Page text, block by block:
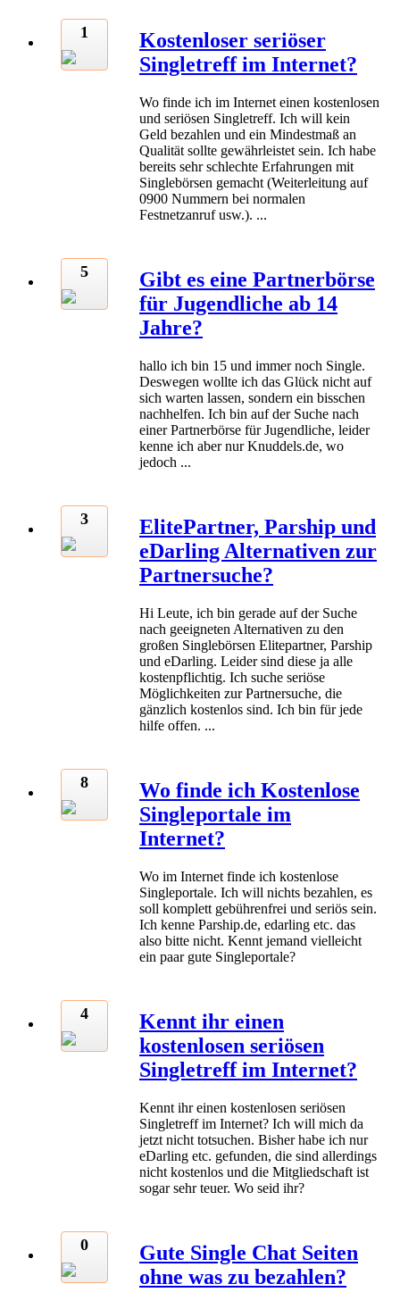
1
Kostenloser seriöser
Singletreff im Internet?
Wo finde ich im Internet einen kostenlosen
und seriösen Singletreff. Ich will kein
Geld bezahlen und ein Mindestmaß an
Qualität sollte gewährleistet sein. Ich habe
bereits sehr schlechte Erfahrungen mit
Singlebörsen gemacht (Weiterleitung auf
0900 Nummern bei normalen
Festnetzanruf usw.). ...
5
Gibt es eine Partnerbörse
für Jugendliche ab 14
Jahre?
hallo ich bin 15 und immer noch Single.
Deswegen wollte ich das Glück nicht auf
sich warten lassen, sondern ein bisschen
nachhelfen. Ich bin auf der Suche nach
einer Partnerbörse für Jugendliche, leider
kenne ich aber nur Knuddels.de, wo
jedoch ...
3
ElitePartner, Parship und
eDarling Alternativen zur
Partnersuche?
Hi Leute, ich bin gerade auf der Suche
nach geeigneten Alternativen zu den
großen Singlebörsen Elitepartner, Parship
und eDarling. Leider sind diese ja alle
kostenpflichtig. Ich suche seriöse
Möglichkeiten zur Partnersuche, die
gänzlich kostenlos sind. Ich bin für jede
hilfe offen. ...
8
Wo finde ich Kostenlose
Singleportale im
Internet?
Wo im Internet finde ich kostenlose
Singleportale. Ich will nichts bezahlen, es
soll komplett gebührenfrei und seriös sein.
Ich kenne Parship.de, edarling etc. das
also bitte nicht. Kennt jemand vielleicht
ein paar gute Singleportale?
4
Kennt ihr einen
kostenlosen seriösen
Singletreff im Internet?
Kennt ihr einen kostenlosen seriösen
Singletreff im Internet? Ich will mich da
jetzt nicht totsuchen. Bisher habe ich nur
eDarling etc. gefunden, die sind allerdings
nicht kostenlos und die Mitgliedschaft ist
sogar sehr teuer. Wo seid ihr?
0
Gute Single Chat Seiten
ohne was zu bezahlen?